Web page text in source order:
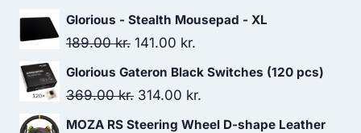
Glorious - Stealth Mousepad - XL
189.00kr. Original
price
was:
141.00 kr.
price
is:
Glorious Gateron Black Switches (120 pcs)
369.00kr. Original
price
314.00 kr.
price
MOZA RS Steering Wheel D-shape Leather